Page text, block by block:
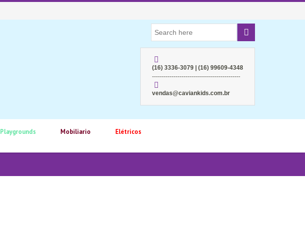
(16) 3336-3079 | (16) 99609-4348
---------------------------------------------
vendas@caviankids.com.br
Playgrounds Mobiliario Elétricos